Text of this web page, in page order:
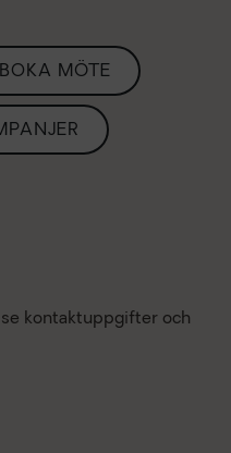
BOKA MÖTE
kontaktuppgifter och